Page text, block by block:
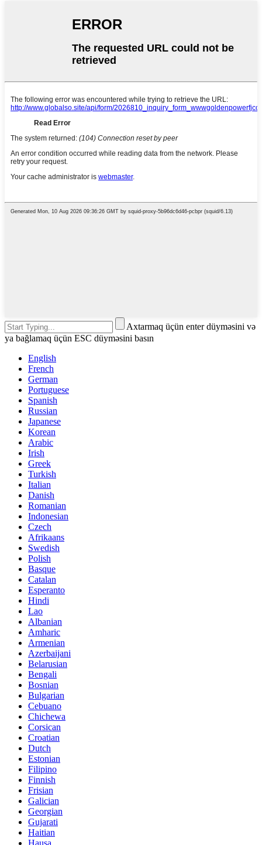
Axtarmaq üçün enter düyməsini və
ya bağlamaq üçün ESC düyməsini basın
English
French
German
Portuguese
Spanish
Russian
Japanese
Korean
Arabic
Irish
Greek
Turkish
Italian
Danish
Romanian
Indonesian
Czech
Afrikaans
Swedish
Polish
Basque
Catalan
Esperanto
Hindi
Lao
Albanian
Amharic
Armenian
Azerbaijani
Belarusian
Bengali
Bosnian
Bulgarian
Cebuano
Chichewa
Corsican
Croatian
Dutch
Estonian
Filipino
Finnish
Frisian
Galician
Georgian
Gujarati
Haitian
Hausa